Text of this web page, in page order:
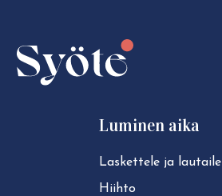
Luminen aika
Laskettele ja lautaile
Hiihto